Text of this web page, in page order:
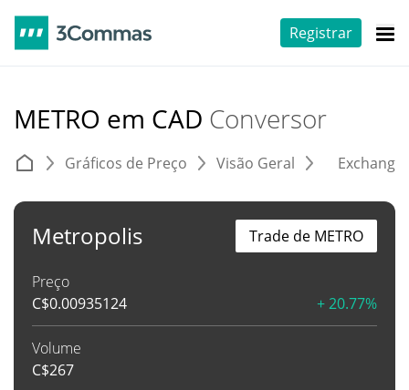
Registrar
METRO em CAD Conversor
Gráficos de Preço Visão Geral
Metropolis
Preço
C$0.00935124 + 20.77%
Volume
C$267
Trade de METRO